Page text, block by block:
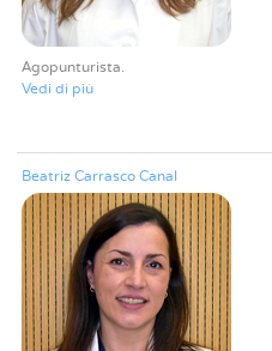
Agopunturista
Vedi di più
Beatriz Carrasco Canal